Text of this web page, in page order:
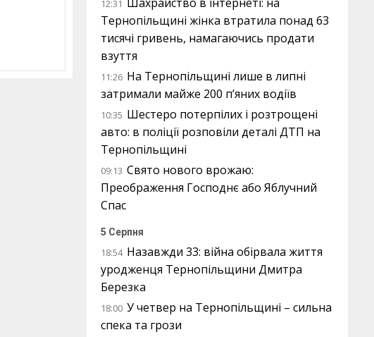
12:31
Тернопільщині жінка втратила понад 63
тисячі гривень, намагаючись продати
взуття
11:26 На Тернопільщині лише в липні
затримали майже 200 п’яних водіїв
10:35 Шестеро потерпілих і розтрощені
авто: в поліції розповіли деталі ДТП на
Тернопільщині
09:13 Свято нового врожаю:
Преображення Господнє або Яблучний
Спас
5 Серпня
18:54 Назавжди 33: війна обірвала життя
уродженця Тернопільщини Дмитра
Березка
18:00 У четвер на Тернопільщині – сильна
спека та грози